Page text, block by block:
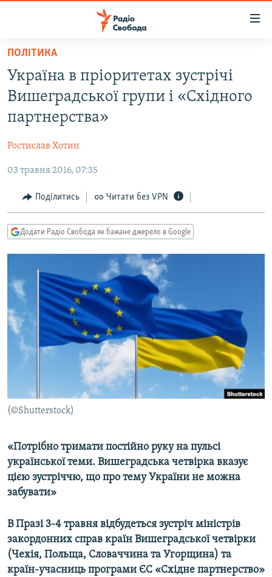
Перейти
основного
матеріалу
до
основної
Перейти
пошуку
ВСЕ ЗА ДОБУ
СУСПІЛЬСТВО
КУЛЬТУРА
УКРАЇНА
РОСІЙСЬКА «ФІЛЬТРАЦІЯ»
ДОНБАС.РЕАЛІЇ
КРИМ.РЕАЛІЇ
СХЕМИ
МУЛЬТИМЕДІА
ФОТО
СПЕЦПРОЄКТИ
ПОДКАСТИ
РУС
КТАТ
ДОЛУЧАЙСЯ!
Усі сайти RFE/RL
ПОЛІТИКА
Україна в пріоритетах зустрічі
Вишеградської групи і «Східного
партнерства»
Ростислав Хотин
03 травня 2016, 07:35
Поділитись Читати без VPN
Додати Радіо Свобода як бажане джерело в Google
(©Shutterstock)
«Потрібно тримати постійно руку на пульсі
української теми. Вишеградська четвірка вказує
цією зустріччю, що про тему України не можна
забувати»
В Празі 3-4 травня відбудеться зустріч міністрів
закордонних справ країн Вишеградської четвірки
(Чехія, Польща, Словаччина та Угорщина) та
країн-учасниць програми ЄС «Східне партнерство»